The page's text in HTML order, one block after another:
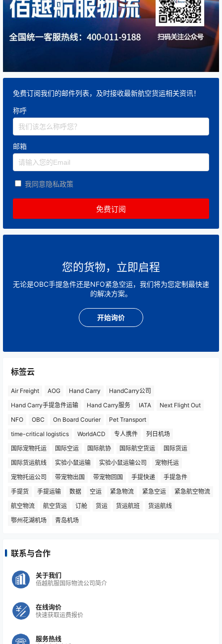
免费订阅我们的邮件列表，及时接收最新航空货运相关资讯！
称呼
邮箱
我同意隐私政策
您的货物，立即启程
无论是OBC手提急件还是NFO紧急空运，我们将为您定制最快速
的解决方案。
开始询价
标签云
Air Freight AOG Hand Carry
HandCarry公司
Hand Carry手提急件运输
Hand Carry服务 IATA
Next Flight Out
NFO
OBC On Board Courier
Pet Transport
time-critical logistics
WorldACD 专人携件
列日机场
国际宠物托运
国际空运 国际航协 国际航空货运
国际货运
国际货运航线
实验小鼠运输 实验小鼠运输公司
宠物托运
宠物托运公司
带宠物出国 带宠物回国 手提快递
手提急件
手提货
手提运输 数据 空运 紧急物流 紧急空运
紧急航空物流
航空物流
航空货运 订舱 货运 货运航班
货运航线
鄂州花湖机场
青岛机场
联系与合作
关于我们
佰越航服国际物流公司简介
在线询价
快速获取运费报价
服务热线